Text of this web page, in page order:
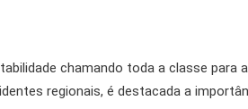
chamando toda a classe para
regionais, é destacada a